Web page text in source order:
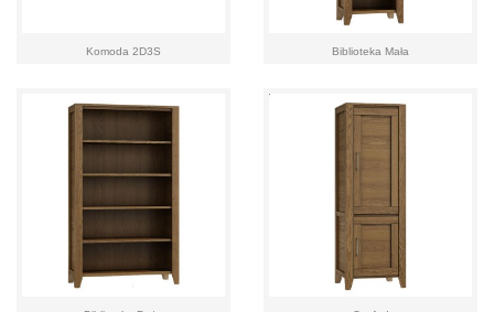
Komoda 2D3S Biblioteka Mała